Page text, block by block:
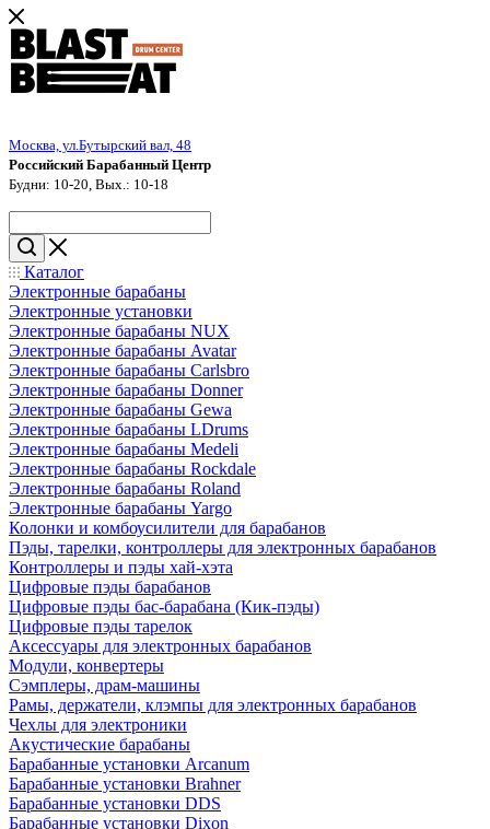
Москва, ул.Бутырский вал, 48
Российский Барабанный Центр
Будни: 10-20, Вых.: 10-18
Каталог
Электронные барабаны
Электронные установки
Электронные барабаны NUX
Электронные барабаны Avatar
Электронные барабаны Carlsbro
Электронные барабаны Donner
Электронные барабаны Gewa
Электронные барабаны LDrums
Электронные барабаны Medeli
Электронные барабаны Rockdale
Электронные барабаны Roland
Электронные барабаны Yargo
Колонки и комбоусилители для барабанов
Пэды, тарелки, контроллеры для электронных барабанов
Контроллеры и пэды хай-хэта
Цифровые пэды барабанов
Цифровые пэды бас-барабана (Кик-пэды)
Цифровые пэды тарелок
Аксессуары для электронных барабанов
Модули, конвертеры
Сэмплеры, драм-машины
Рамы, держатели, клэмпы для электронных барабанов
Чехлы для электроники
Акустические барабаны
Барабанные установки Arcanum
Барабанные установки Brahner
Барабанные установки DDS
Барабанные установки Dixon